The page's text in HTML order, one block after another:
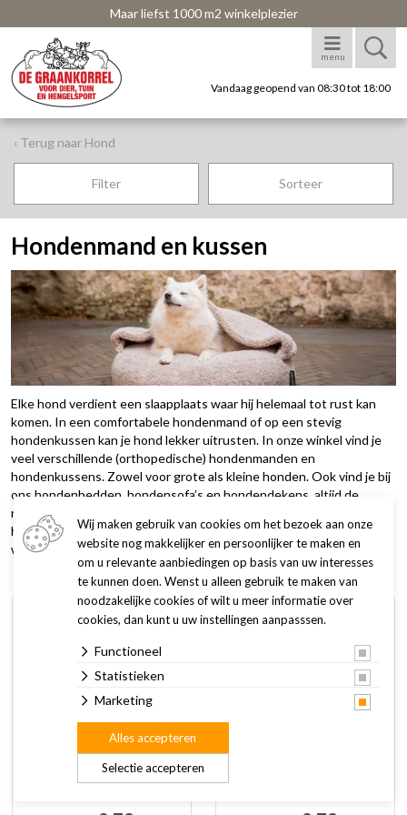
Maar liefst 1000 m2 winkelplezier
menu
Vandaag geopend van 08:30 tot 18:00
‹ Terug naar Hond
Filter Sorteer
Hondenmand en kussen
Elke hond verdient een slaapplaats waar hij helemaal tot rust kan
komen. In een comfortabele hondenmand of op een stevig
hondenkussen kan je hond lekker uitrusten. In onze winkel vind je
veel verschillende (orthopedische) hondenmanden en
hondenkussens. Zowel voor grote als kleine honden. Ook vind je bij
ons hondenbedden, hondensofa’s en hondendekens, altijd de
nieuwste collecties. Op zoek naar een hondenmand of
hondenkussen? Bekijk hieronder ons assortiment of kom naar onze
winkel voor het complete aanbod.
Beeztees benchmat Eco
Vetbed Rumax antraciet
Wij maken gebruik van cookies om het bezoek aan onze
website nog makkelijker en persoonlijker te maken en
om u relevante aanbiedingen op basis van uw interesses
te kunnen doen. Wenst u alleen gebruik te maken van
noodzakelijke cookies of wilt u meer informatie over
cookies, dan kunt u uw instellingen aanpasssen.
Functioneel
Statistieken
Marketing
Selectie accepteren
Alles accepteren